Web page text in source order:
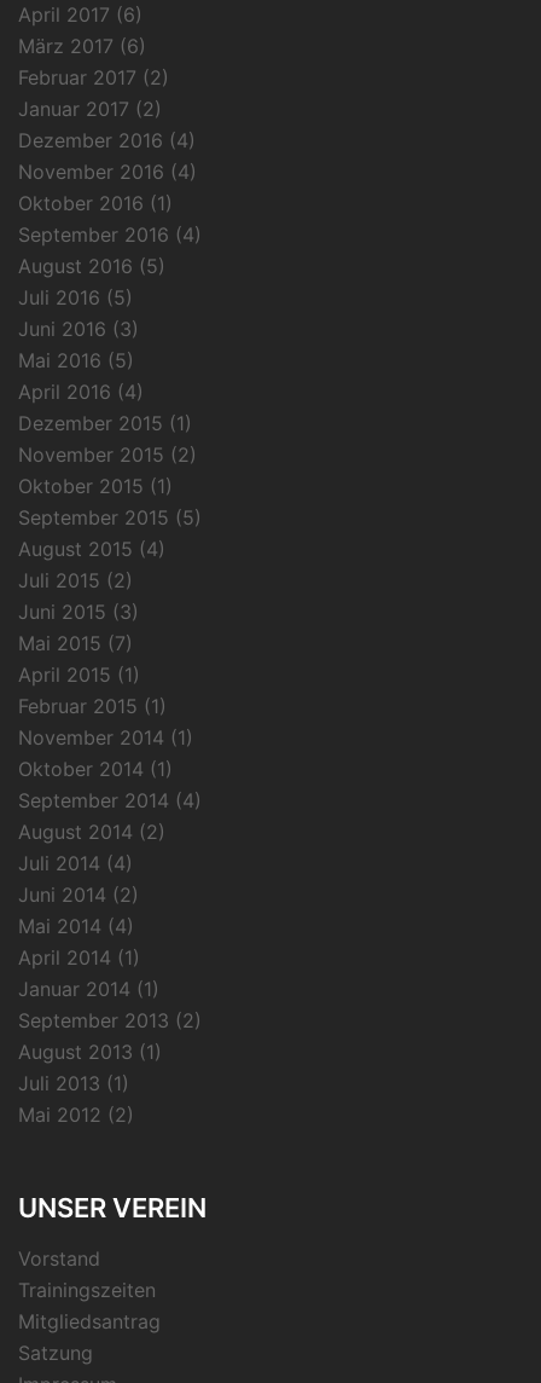
April 2017 (6)
März 2017 (6)
Februar 2017 (2)
Januar 2017 (2)
Dezember 2016 (4)
November 2016 (4)
Oktober 2016 (1)
September 2016 (4)
August 2016 (5)
Juli 2016 (5)
Juni 2016 (3)
Mai 2016 (5)
April 2016 (4)
Dezember 2015 (1)
November 2015 (2)
Oktober 2015 (1)
September 2015 (5)
August 2015 (4)
Juli 2015 (2)
Juni 2015 (3)
Mai 2015 (7)
April 2015 (1)
Februar 2015 (1)
November 2014 (1)
Oktober 2014 (1)
September 2014 (4)
August 2014 (2)
Juli 2014 (4)
Juni 2014 (2)
Mai 2014 (4)
April 2014 (1)
Januar 2014 (1)
September 2013 (2)
August 2013 (1)
Juli 2013 (1)
Mai 2012 (2)
UNSER VEREIN
Vorstand
Trainingszeiten
Mitgliedsantrag
Satzung